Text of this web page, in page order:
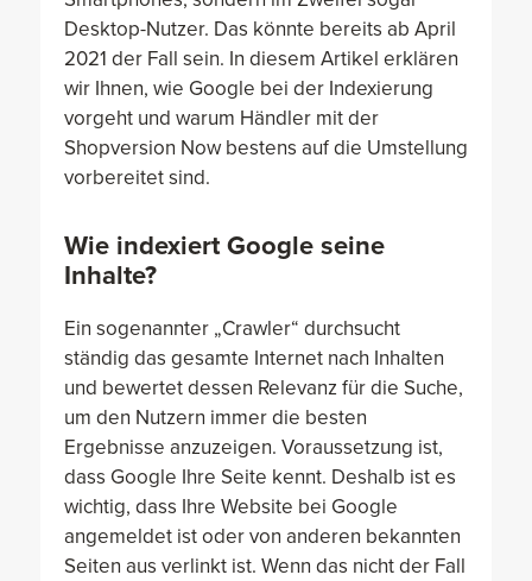
Desktop-Nutzer. Das könnte bereits ab April
2021 der Fall sein. In diesem Artikel erklären
wir Ihnen, wie Google bei der Indexierung
vorgeht und warum Händler mit der
Shopversion Now bestens auf die Umstellung
vorbereitet sind.
Wie indexiert Google seine
Inhalte?
Ein sogenannter „Crawler“ durchsucht
ständig das gesamte Internet nach Inhalten
und bewertet dessen Relevanz für die Suche,
um den Nutzern immer die besten
Ergebnisse anzuzeigen. Voraussetzung ist,
dass Google Ihre Seite kennt. Deshalb ist es
wichtig, dass Ihre Website bei Google
angemeldet ist oder von anderen bekannten
Seiten aus verlinkt ist. Wenn das nicht der Fall